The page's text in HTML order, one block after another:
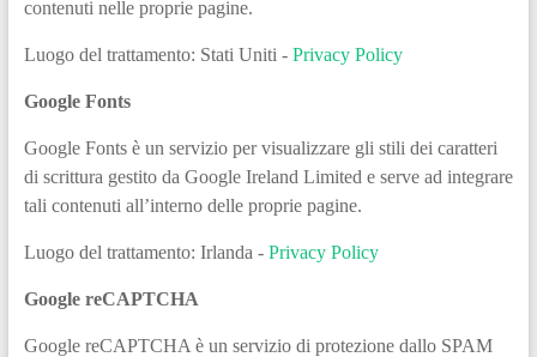
contenuti nelle proprie pagine.
Luogo del trattamento: Stati Uniti - Privacy Policy
Google Fonts
Google Fonts è un servizio per visualizzare gli stili dei caratteri
di scrittura gestito da Google Ireland Limited e serve ad integrare
tali contenuti all’interno delle proprie pagine.
Luogo del trattamento: Irlanda - Privacy Policy
Google reCAPTCHA
Google reCAPTCHA è un servizio di protezione dallo SPAM